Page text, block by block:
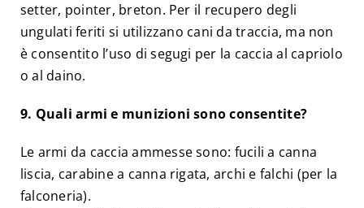
setter, pointer, breton. Per il recupero degli
ungulati feriti si utilizzano cani da traccia, ma non
è consentito l’uso di segugi per la caccia al capriolo
o al daino.
9. Quali armi e munizioni sono consentite?
Le armi da caccia ammesse sono: fucili a canna
liscia, carabine a canna rigata, archi e falchi (per la
falconeria).